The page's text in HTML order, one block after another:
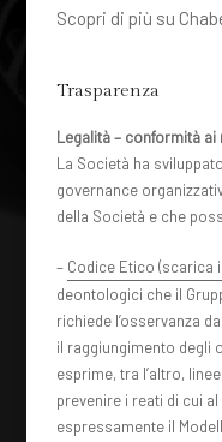
Scopri di più su
Trasparenza
Legalità – conformità
La Società ha
governance
della Società e che
– Codice Etico (scarica
deontologici che il
richiede l’osservanza
il raggiungimento degli
esprime, tra l’altro,
prevenire i reati di cui al
espressamente il